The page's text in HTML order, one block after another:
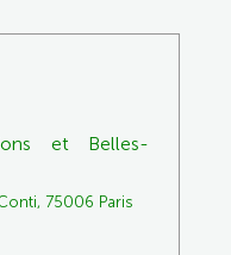
et Belles-
75006 Paris